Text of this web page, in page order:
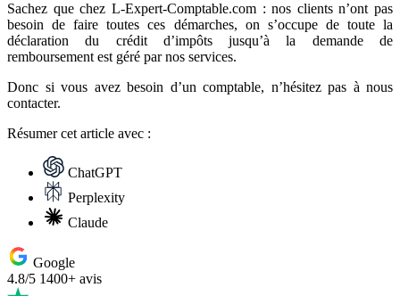
Sachez que chez L-Expert-Comptable.com : nos clients n’ont pas
besoin de faire toutes ces démarches, on s’occupe de toute la
déclaration du crédit d’impôts jusqu’à la demande de
remboursement est géré par nos services.
Donc si vous avez besoin d’un comptable, n’hésitez pas à nous
contacter.
Résumercet article avec :
ChatGPT
Perplexity
Claude
Google
4.8/5 1400+ avis